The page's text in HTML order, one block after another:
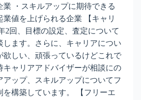
業 ・スキルアップに期待できる
業値を上げられる企業 【キャリ
2回、目標の設定、査定について
します。さらに、キャリアについ
欲しい、頑張っているけどこれで
キャリアアドバイザーが相談にの
アップ、スキルアップについてフ
を構築しています。 【フリーエ